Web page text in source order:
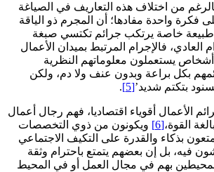
من اختلاف هذه التعاريف في الصياغة
على فكرة واحدة مفادها؛ أن المجرم ذو الياقة
طبيعة خاصة يرتكب جرائم تكتسي صبغة
العادي، فالإجرام المرتبط بميدان الأعمال
يستعملون معلوماتهم النظرية
بكل براعة وبدون عنف ولا دم، ولكن
بتكتم شديد’[5]
.
الأعمال أقوياء اقتصاديا، فهم رجال أعمال
القوة،[6]
ويكونون من ذوي التخصصات
بذكاء والقدرة على التكيف الاجتماعي
فيه، بل إن بعضهم يتمتع باحترام وثقة
بهم في مجال العمل أو في المحيط